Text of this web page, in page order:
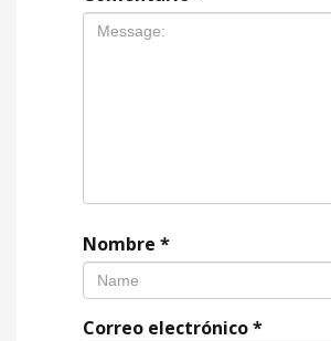
Nombre *
Correo electrónico*